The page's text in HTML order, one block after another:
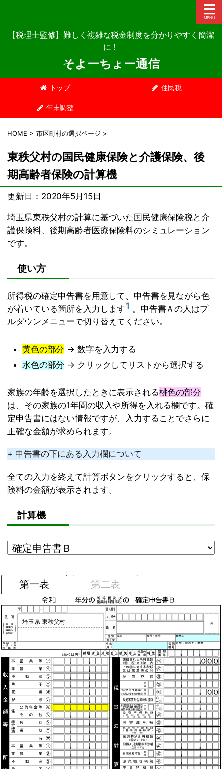
【税理士監修】難しく複雑な税金制度を分かりやすく簡潔
に！
そよーちょー通信
トップ 住民税
年末調整
HOME > 市区町村の選択ページ >
東秩父村の国民健康保険と介護保険、後
期高齢者保険の計算機
更新日： 2020年5月15日
埼玉県東秩父村の計算に基づいた国民健康保険税と介
護保険料、後期高齢者医療保険料のシミュレーション
です。
使い方
所得税の確定申告書を用意して、申告書を見ながら色
が着いている箇所を入力します1 。申告書Ａの人はプ
ルダウンメニューで切り替えてください。
黄色の部分 → 数字を入力する
水色の部分 → クリックしてリストから選択する
家族の年齢を選択したときに表示される桃色の部分
は、その家族の1年間の収入や所得を入れる欄です。確
定申告書にはない情報ですが、入力することでさらに
正確な金額が求められます。
+ 申告書の下にある入力欄について
全ての入力を終えて計算ボタンをクリックすると、保
険料の金額が表示されます。
計算機